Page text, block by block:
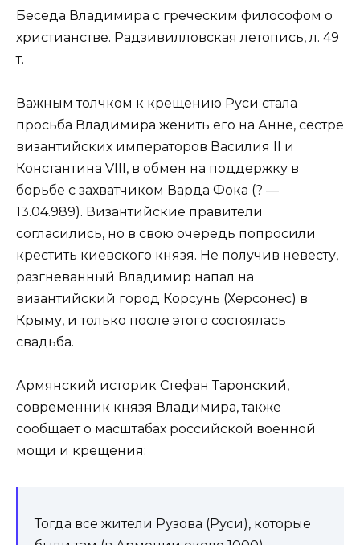
Беседа Владимира с греческим философом о
христианстве. Радзивилловская летопись, л. 49
т.
Важным толчком к крещению Руси стала
просьба Владимира женить его на Анне, сестре
византийских императоров Василия II и
Константина VIII, в обмен на поддержку в
борьбе с захватчиком Варда Фока (? —
13.04.989). Византийские правители
согласились, но в свою очередь попросили
крестить киевского князя. Не получив невесту,
разгневанный Владимир напал на
византийский город Корсунь (Херсонес) в
Крыму, и только после этого состоялась
свадьба.
Армянский историк Стефан Таронский,
современник князя Владимира, также
сообщает о масштабах российской военной
мощи и крещения:
Тогда все жители Рузова (Руси), которые